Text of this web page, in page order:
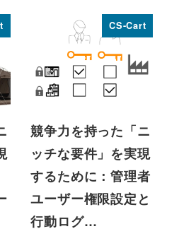
CS-Cart
競争力を持った「ニ
ッチな要件」を実現
するために：管理者
ユーザー権限設定と
行動ログ…